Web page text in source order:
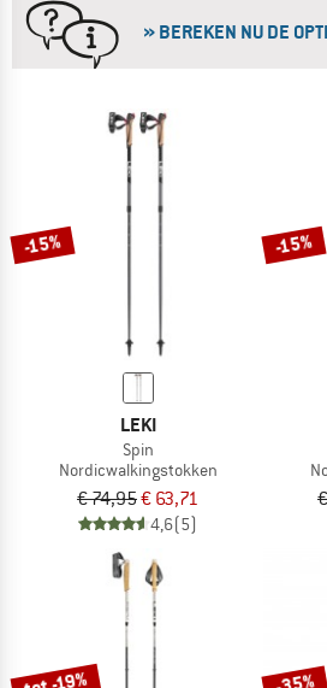
» BEREKEN NU DE
-15%
LEKI
Spin
Nordicwalkingstokken
€ 74,95€ 63,71
4,6(5)
-15%